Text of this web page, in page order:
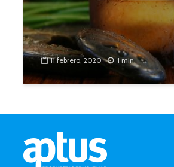
11 febrero, 2020 1 min.